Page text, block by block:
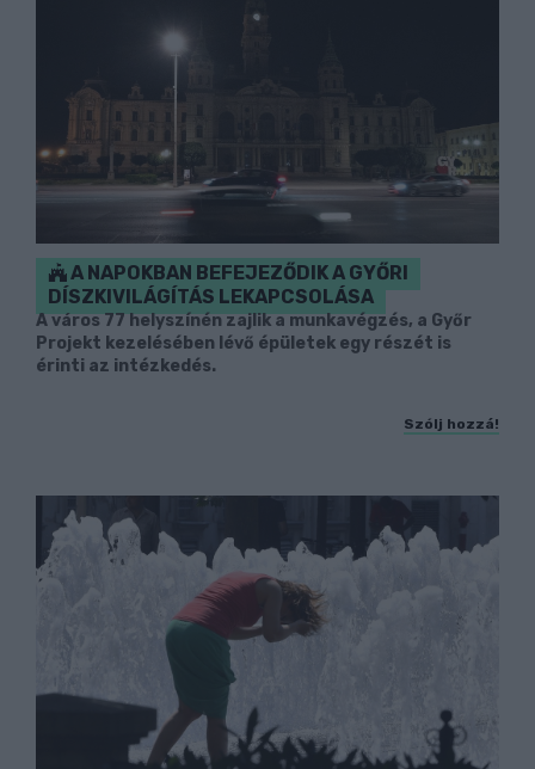
A NAPOKBAN BEFEJEZŐDIK A GYŐRI
DÍSZKIVILÁGÍTÁS LEKAPCSOLÁSA
A város 77 helyszínén zajlik a munkavégzés, a Győr
Projekt kezelésében lévő épületek egy részét is
érinti az intézkedés.
Szólj hozzá!